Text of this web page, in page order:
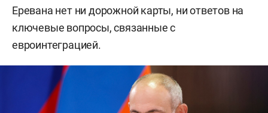
Еревана нет ни дорожной карты, ни ответов на
ключевые вопросы, связанные с
евроинтеграцией.